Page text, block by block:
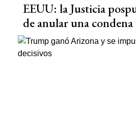
EEUU: la Justicia
de anular una